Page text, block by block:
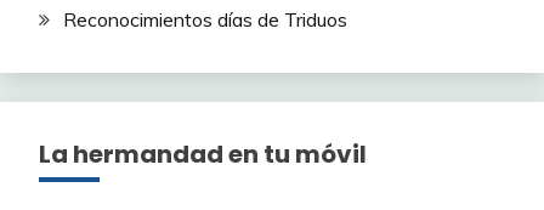
Reconocimientos días de Triduos
La hermandad en tu móvil